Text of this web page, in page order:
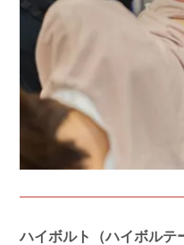
ハイボルト（ハイボルテ